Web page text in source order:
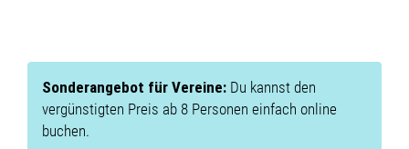
Sonderangebot für Vereine: Du kannst den
vergünstigten Preis ab 8 Personen einfach online
buchen.